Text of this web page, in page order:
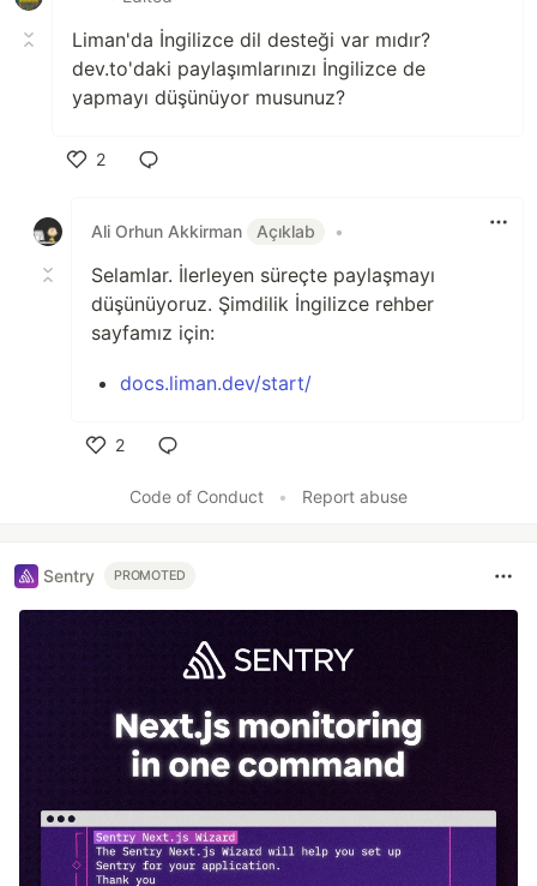
Liman'da İngilizce dil desteği var mıdır?
dev.to'daki paylaşımlarınızı İngilizce de
yapmayı düşünüyor musunuz?
2
Ali Orhun Akkirman
Açıklab •
Selamlar. İlerleyen süreçte paylaşmayı
düşünüyoruz. Şimdilik İngilizce rehber
sayfamız için:
docs.liman.dev/start/
2
Code of Conduct
• Report abuse
Sentry PROMOTED